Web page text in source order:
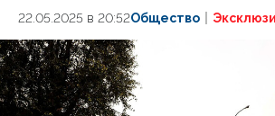
22.05.2025 в 20:52Общество